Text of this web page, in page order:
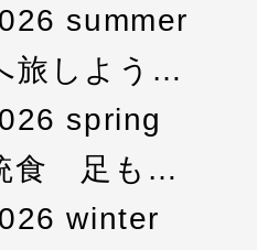
summer
旅しよう…
spring
食 足も…
winter